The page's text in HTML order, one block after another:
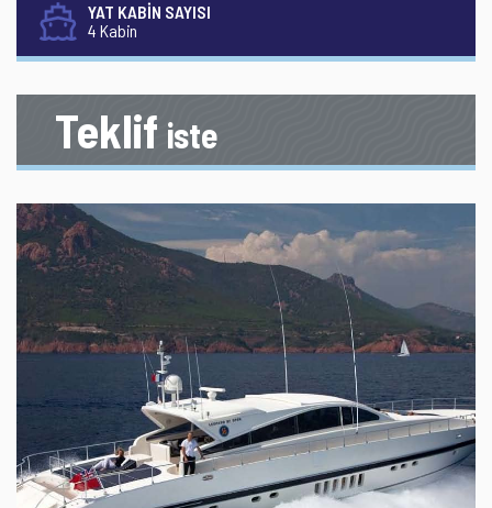
YAT KABİN SAYISI
4 Kabin
Teklif iste